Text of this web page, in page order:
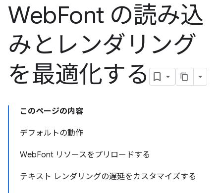
WebFont の読み込
みとレンダリング
を最適化する
このページの内容
デフォルトの動作
WebFont リソースをプリロードする
テキスト レンダリングの遅延をカスタマイズする